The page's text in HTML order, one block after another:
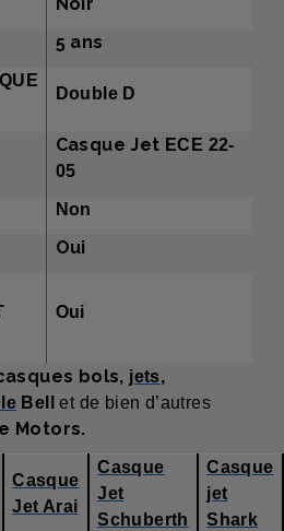
5 ans
Double D
Casque Jet ECE 22-
05
Non
Oui
Oui
bols, jets,
Bellet de bien d’autres
Motors.
Casque
Jet Arai
Casque
Jet
Schuberth
Casque
jet
Shark